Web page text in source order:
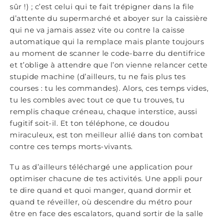
sûr !) ; c’est celui qui te fait trépigner dans la file
d’attente du supermarché et aboyer sur la caissière
qui ne va jamais assez vite ou contre la caisse
automatique qui la remplace mais plante toujours
au moment de scanner le code-barre du dentifrice
et t’oblige à attendre que l’on vienne relancer cette
stupide machine (d’ailleurs, tu ne fais plus tes
courses : tu les commandes). Alors, ces temps vides,
tu les combles avec tout ce que tu trouves, tu
remplis chaque créneau, chaque interstice, aussi
fugitif soit-il. Et ton téléphone, ce doudou
miraculeux, est ton meilleur allié dans ton combat
contre ces temps morts-vivants.
Tu as d’ailleurs téléchargé une application pour
optimiser chacune de tes activités. Une appli pour
te dire quand et quoi manger, quand dormir et
quand te réveiller, où descendre du métro pour
être en face des escalators, quand sortir de la salle